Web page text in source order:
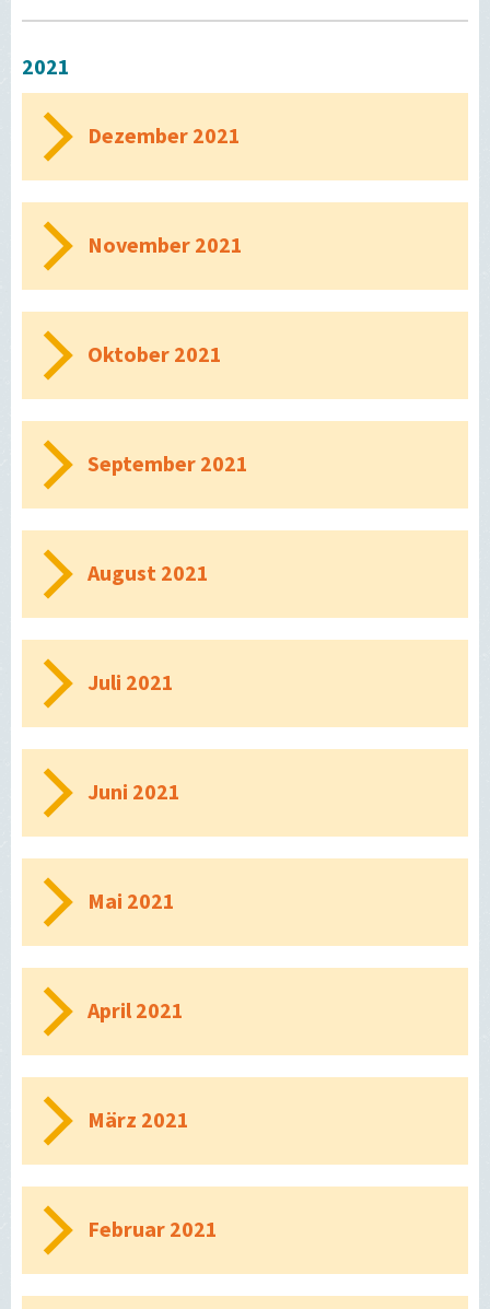
2021
Dezember 2021
November 2021
Oktober 2021
September 2021
August 2021
Juli 2021
Juni 2021
Mai 2021
April 2021
März 2021
Februar 2021